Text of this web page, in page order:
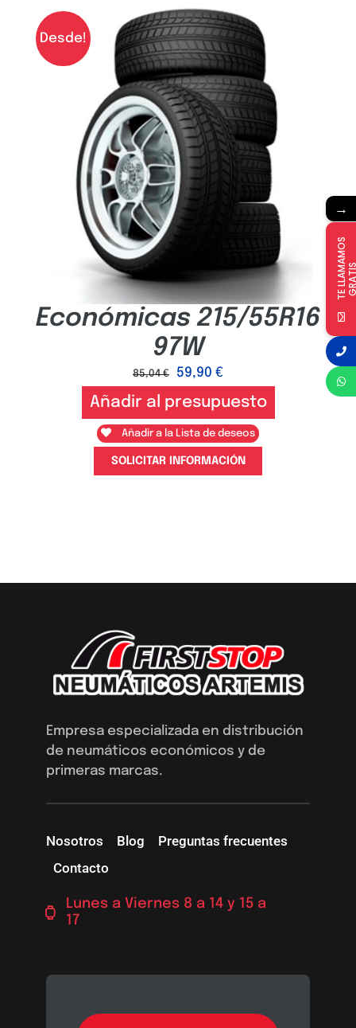
Desde!
Económicas 215/55R16
97W
85,04€ 59,90 €
Añadir al presupuesto
Añadir a la Lista de deseos
SOLICITAR INFORMACIÓN
Empresa especializada en distribución
de neumáticos económicos y de
primeras marcas.
Nosotros Blog
Preguntas frecuentes
Contacto
Lunes a Viernes 8 a 14 y 15 a
17
→
T
E
L
L
A
M
A
M
O
S
G
R
A
T
I